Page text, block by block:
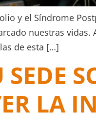
y el Síndrome
nuestras vidas.
de esta […]
LA